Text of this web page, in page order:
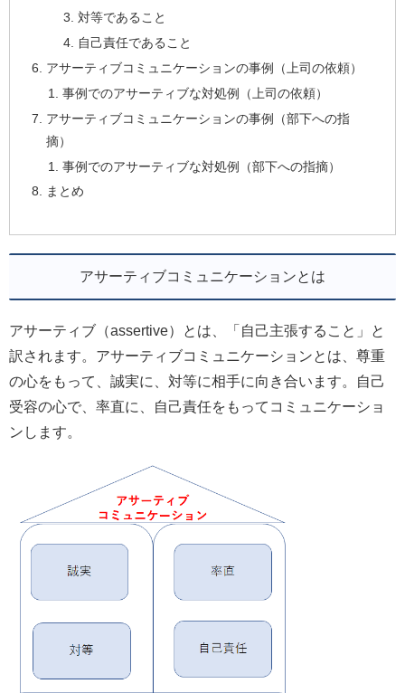
対等であること
自己責任であること
アサーティブコミュニケーションの事例（上司の依頼）
事例でのアサーティブな対処例（上司の依頼）
アサーティブコミュニケーションの事例（部下への指
摘）
事例でのアサーティブな対処例（部下への指摘）
まとめ
アサーティブコミュニケーションとは
アサーティブ（assertive）とは、「自己主張すること」と
訳されます。アサーティブコミュニケーションとは、尊重
の心をもって、誠実に、対等に相手に向き合います。自己
受容の心で、率直に、自己責任をもってコミュニケーショ
ンします。